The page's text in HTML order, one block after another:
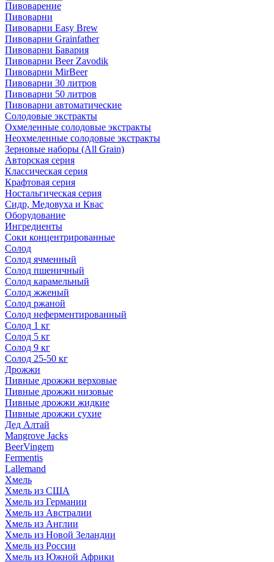
Пивоварение
Пивоварни
Пивоварни Easy Brew
Пивоварни Grainfather
Пивоварни Бавария
Пивоварни Beer Zavodik
Пивоварни MirBeer
Пивоварни 30 литров
Пивоварни 50 литров
Пивоварни автоматические
Солодовые экстракты
Охмеленные солодовые экстракты
Неохмеленные солодовые экстракты
Зерновые наборы (All Grain)
Авторская серия
Классическая серия
Крафтовая серия
Ностальгическая серия
Сидр, Медовуха и Квас
Оборудование
Ингредиенты
Соки концентрированные
Солод
Солод ячменный
Солод пшеничный
Солод карамельный
Солод жженый
Солод ржаной
Солод неферментированный
Солод 1 кг
Солод 5 кг
Солод 9 кг
Солод 25-50 кг
Дрожжи
Пивные дрожжи верховые
Пивные дрожжи низовые
Пивные дрожжи жидкие
Пивные дрожжи сухие
Дед Алтай
Mangrove Jacks
BeerVingem
Fermentis
Lallemand
Хмель
Хмель из США
Хмель из Германии
Хмель из Австралии
Хмель из Англии
Хмель из Новой Зеландии
Хмель из России
Хмель из Южной Африки